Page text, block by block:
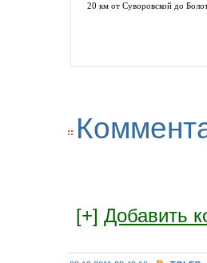
20 км от Суворовской до
[+] Добавить